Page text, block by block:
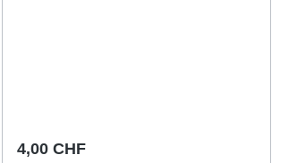
Regulärer Preis:
4,00 CHF